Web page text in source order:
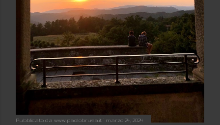
Pubblicato da www.paolobrusa.it marzo 24, 2024